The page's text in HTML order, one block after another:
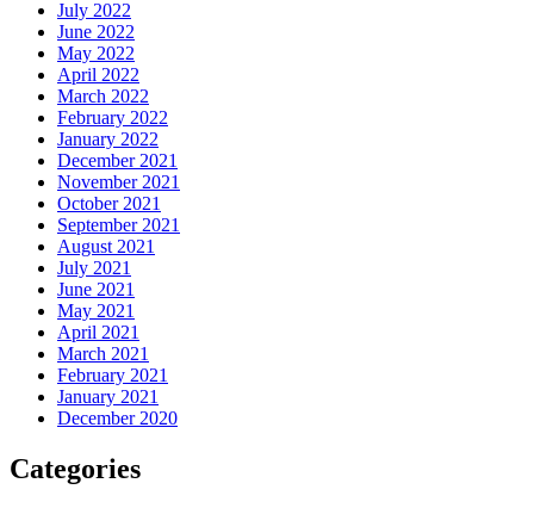
July 2022
June 2022
May 2022
April 2022
March 2022
February 2022
January 2022
December 2021
November 2021
October 2021
September 2021
August 2021
July 2021
June 2021
May 2021
April 2021
March 2021
February 2021
January 2021
December 2020
Categories